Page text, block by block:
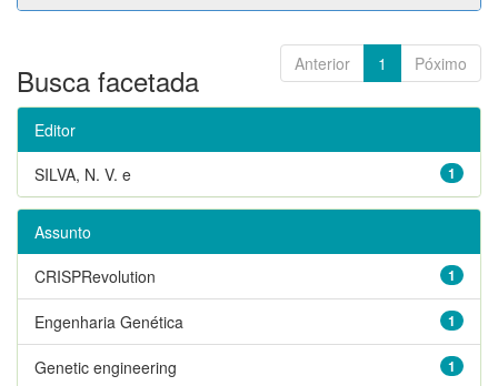
Anterior 1 Póximo
Busca facetada
Editor
1
SILVA, N. V. e
Assunto
1
CRISPRevolution
1
Engenharia Genética
1
Genetic engineering